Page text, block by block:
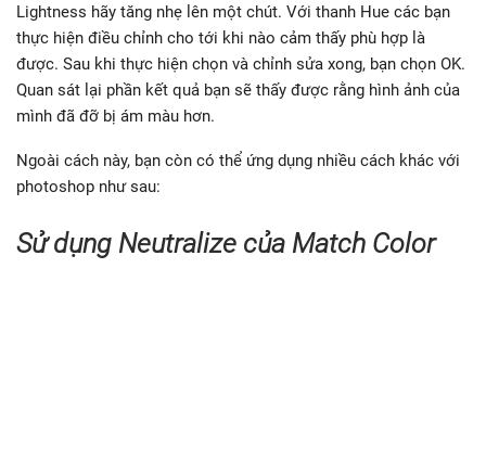
Lightness hãy tăng nhẹ lên một chút. Với thanh Hue các bạn
thực hiện điều chỉnh cho tới khi nào cảm thấy phù hợp là
được. Sau khi thực hiện chọn và chỉnh sửa xong, bạn chọn OK.
Quan sát lại phần kết quả bạn sẽ thấy được rằng hình ảnh của
mình đã đỡ bị ám màu hơn.
Ngoài cách này, bạn còn có thể ứng dụng nhiều cách khác với
photoshop như sau:
Sử dụng Neutralize của Match Color